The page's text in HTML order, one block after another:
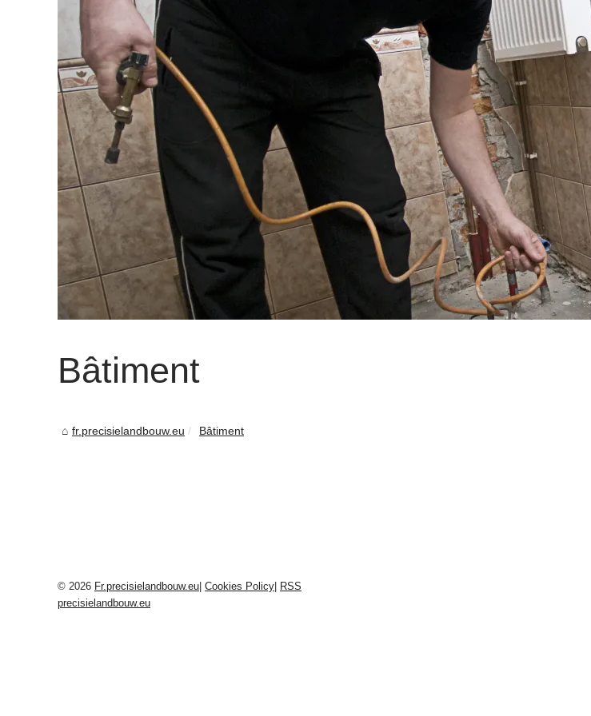
Bâtiment
fr.precisielandbouw.eu Bâtiment
© 2026 Fr.precisielandbouw.eu Cookies Policy RSS
precisielandbouw.eu